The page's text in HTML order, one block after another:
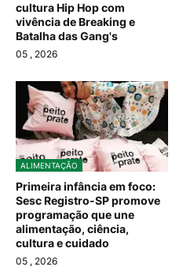
cultura Hip Hop com
vivência de Breaking e
Batalha das Gang's
05 , 2026
ALIMENTAÇÃO
Primeira infância em foco:
Sesc Registro-SP promove
programação que une
alimentação, ciência,
cultura e cuidado
05 , 2026